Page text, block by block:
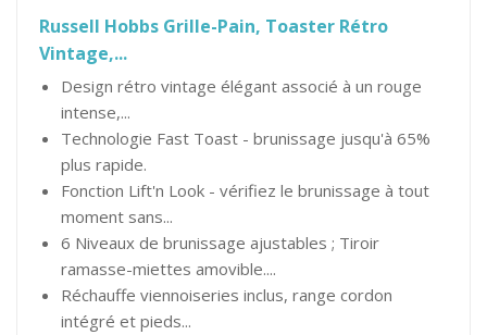
Russell Hobbs Grille-Pain, Toaster Rétro
Vintage,...
Design rétro vintage élégant associé à un rouge
intense,...
Technologie Fast Toast - brunissage jusqu'à 65%
plus rapide.
Fonction Lift'n Look - vérifiez le brunissage à tout
moment sans...
6 Niveaux de brunissage ajustables ; Tiroir
ramasse-miettes amovible....
Réchauffe viennoiseries inclus, range cordon
intégré et pieds...